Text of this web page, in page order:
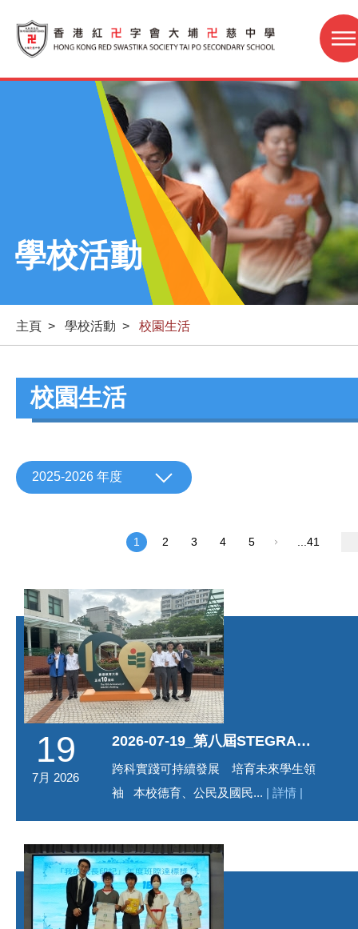
學校活動
主頁 > 學校活動 > 校園生活
校園生活
2025-2026 年度
1 2 3 4 5 ...41
19
7月 2026
2026-07-19_第八屆STEGRAMS計劃成果發布會暨頒獎典禮
跨科實踐可持續發展 培育未來學生領
袖 本校德育、公民及國民... | 詳情 |